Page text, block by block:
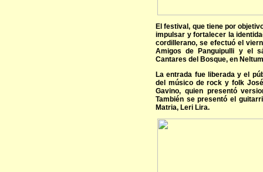
El festival, que tiene por
impulsar y fortalecer la
cordillerano, se efectuó el
Amigos de Panguipulli y el
Cantares del Bosque, en
La entrada fue liberada y el
del músico de rock y folk
Gavino, quien presentó
También se presentó el
Matria, Leri Lira.